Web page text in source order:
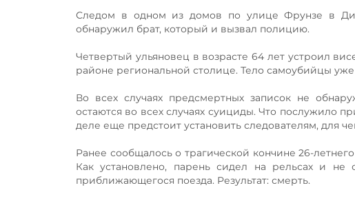
Следом в одном из домов по улице Фрунзе в
обнаружил брат, который и вызвал полицию.
Четвертый ульяновец в возрасте 64 лет устроил
районе региональной столице. Тело самоубийцы
Во всех случаях предсмертных записок не
остаются во всех случаях суициды. Что послужило
деле еще предстоит установить следователям, для
Ранее сообщалось о трагической кончине 26-
Как установлено, парень сидел на рельсах и
приближающегося поезда. Результат: смерть.